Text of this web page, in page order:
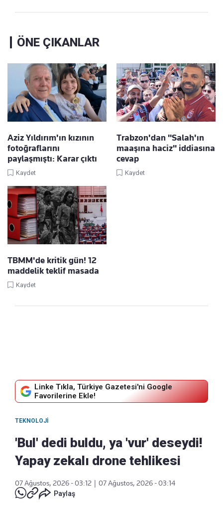
ÖNE ÇIKANLAR
Aziz Yıldırım'ın kızının
fotoğraflarını
paylaşmıştı: Karar çıktı
Kaydet
Trabzon'dan "Salah'ın
maaşına haciz" iddiasına
cevap
Kaydet
TBMM'de kritik gün! 12
maddelik teklif masada
Kaydet
Linke Tıkla, Türkiye Gazetesi'ni Google
Favorilerine Ekle!
TEKNOLOJI
'Bul' dedi buldu, ya 'vur' deseydi!
Yapay zekalı drone tehlikesi
07 Ağustos, 2026 - 03:12
07 Ağustos, 2026 - 03:14
Paylaş